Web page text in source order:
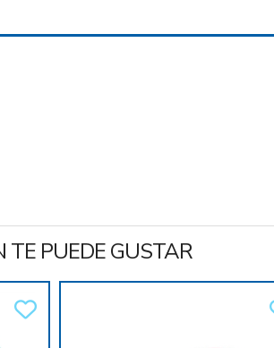
TE PUEDE GUSTAR